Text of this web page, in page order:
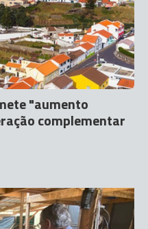
"aumento
complementar